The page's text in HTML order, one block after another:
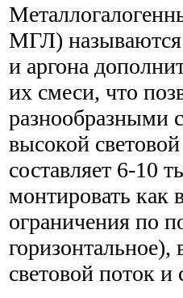
МГЛ) называются
и аргона
их смеси, что
разнообразными
высокой
составляет 6-10
монтировать как
ограничения по
световой поток